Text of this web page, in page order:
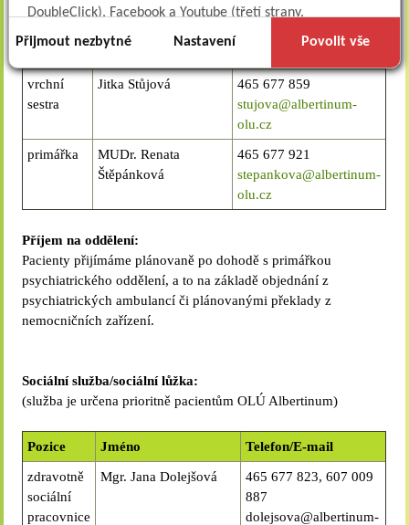
Psychiatrie (následná a dlouhodobá lůžková péče):
vrchní
sestra
Jitka Stůjová
465 677 859
stujova@albertinum-
olu.cz
primářka
MUDr. Renata
Štěpánková
465 677 921
stepankova@albertinum-
olu.cz
Příjem na oddělení:
Pacienty přijímáme plánovaně po dohodě s primářkou
psychiatrického oddělení, a to na základě objednání z
psychiatrických ambulancí či plánovanými překlady z
nemocničních zařízení.
Sociální služba/sociální lůžka:
(služba je určena prioritně pacientům OLÚ Albertinum)
Pozice Jméno Telefon/E-mail
zdravotně
sociální
pracovnice
Mgr. Jana Dolejšová
465 677 823, 607 009
887
dolejsova@albertinum-
DoubleClick), Facebook a Youtube (třetí strany,
dlouhodobé). Tyto
cookiesslouží k marketingovému
například prostřednictvím personalizované reklamy na
sociálních sítích.
Technické cookies lišty CookieBot (třetí strany, dlouhodobé),
díky které si naše webové stránky pamatují vaše volby
ohledně toho, s jakými (netechnickými) cookies nám
jakkoli identifikovali, a nikdy do nich neumisťujeme citlivá
nebo osobní data.
Přijmout nezbytné Nastavení Povolit vše